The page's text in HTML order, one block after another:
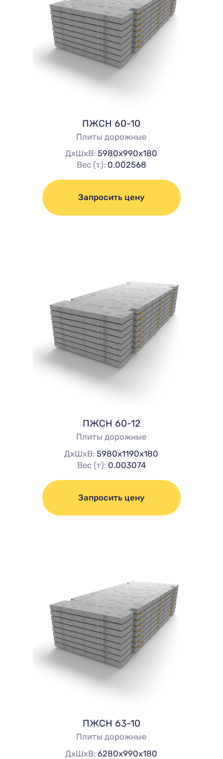
ПЖСН 60-10
Плиты дорожные
ДхШхВ:5980х990х180
Вес (т): 0.002568
Запросить цену
ПЖСН 60-12
Плиты дорожные
ДхШхВ:5980х1190х180
Вес (т): 0.003074
Запросить цену
ПЖСН 63-10
Плиты дорожные
ДхШхВ:6280х990х180